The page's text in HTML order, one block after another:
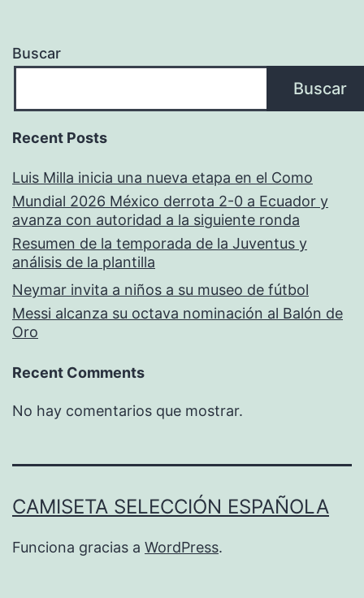
Buscar
Buscar
Recent Posts
Luis Milla inicia una nueva etapa en el Como
Mundial 2026 México derrota 2-0 a Ecuador y
avanza con autoridad a la siguiente ronda
Resumen de la temporada de la Juventus y
análisis de la plantilla
Neymar invita a niños a su museo de fútbol
Messi alcanza su octava nominación al Balón de
Oro
Recent Comments
No hay comentarios que mostrar.
CAMISETA SELECCIÓN ESPAÑOLA
Funciona gracias a WordPress.